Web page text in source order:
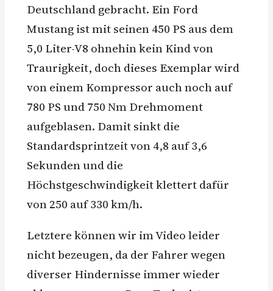
Deutschland gebracht. Ein Ford
Mustang ist mit seinen 450 PS aus dem
5,0 Liter-V8 ohnehin kein Kind von
Traurigkeit, doch dieses Exemplar wird
von einem Kompressor auch noch auf
780 PS und 750 Nm Drehmoment
aufgeblasen. Damit sinkt die
Standardsprintzeit von 4,8 auf 3,6
Sekunden und die
Höchstgeschwindigkeit klettert dafür
von 250 auf 330 km/h.
Letztere können wir im Video leider
nicht bezeugen, da der Fahrer wegen
diverser Hindernisse immer wieder